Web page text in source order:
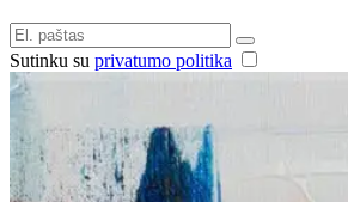
Sutinku su privatumo politika